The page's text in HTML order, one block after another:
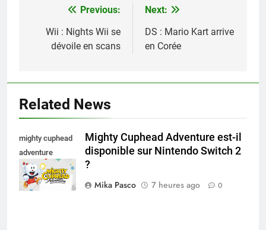
Navigation
de
Previous:
Wii : Nights Wii se
dévoile en scans
Next:
DS : Mario Kart arrive
en Corée
Related News
mighty cuphead
adventure
nintendo switch
Mighty Cuphead Adventure est-il
disponible sur Nintendo Switch 2
?
Mika Pasco
7 heures ago 0